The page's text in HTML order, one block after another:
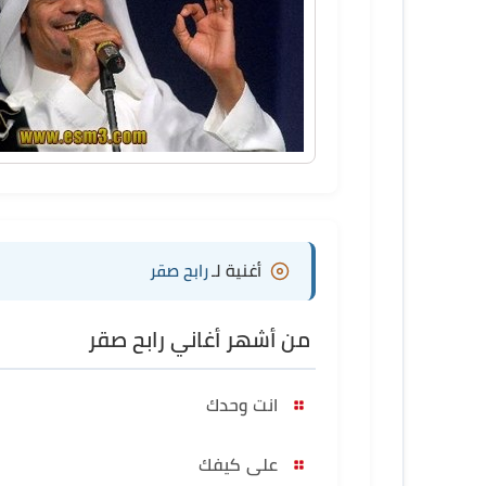
أغنية لـرابح صقر
من أشهر أغاني رابح صقر
انت وحدك
على كيفك